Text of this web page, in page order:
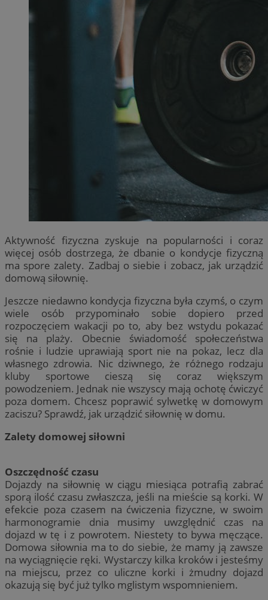
Aktywność fizyczna zyskuje na popularności i coraz
więcej osób dostrzega, że dbanie o kondycje fizyczną
ma spore zalety. Zadbaj o siebie i zobacz, jak urządzić
domową siłownię.
Jeszcze niedawno kondycja fizyczna była czymś, o czym
wiele osób przypominało sobie dopiero przed
rozpoczęciem wakacji po to, aby bez wstydu pokazać
się na plaży. Obecnie świadomość społeczeństwa
rośnie i ludzie uprawiają sport nie na pokaz, lecz dla
własnego zdrowia. Nic dziwnego, że różnego rodzaju
kluby sportowe cieszą się coraz większym
powodzeniem. Jednak nie wszyscy mają ochotę ćwiczyć
poza domem. Chcesz poprawić sylwetkę w domowym
zaciszu? Sprawdź, jak urządzić siłownię w domu.
Zalety domowej siłowni
Oszczędność czasu
Dojazdy na siłownię w ciągu miesiąca potrafią zabrać
sporą ilość czasu zwłaszcza, jeśli na mieście są korki. W
efekcie poza czasem na ćwiczenia fizyczne, w swoim
harmonogramie dnia musimy uwzględnić czas na
dojazd w tę i z powrotem. Niestety to bywa męczące.
Domowa siłownia ma to do siebie, że mamy ją zawsze
na wyciągnięcie ręki. Wystarczy kilka kroków i jesteśmy
na miejscu, przez co uliczne korki i żmudny dojazd
okazują się być już tylko mglistym wspomnieniem.